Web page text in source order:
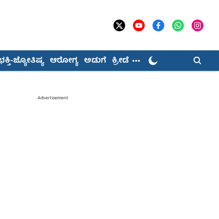
ಜ್ಯೋತಿಷ್ಯ ಆರೋಗ್ಯ ಅಡುಗೆ ಕ್ರೀಡೆ
Advertisement